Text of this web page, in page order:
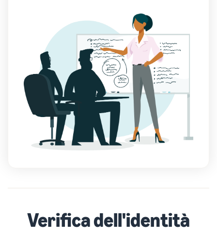
Espandi il tuo marchio di
Verifica dell'identità